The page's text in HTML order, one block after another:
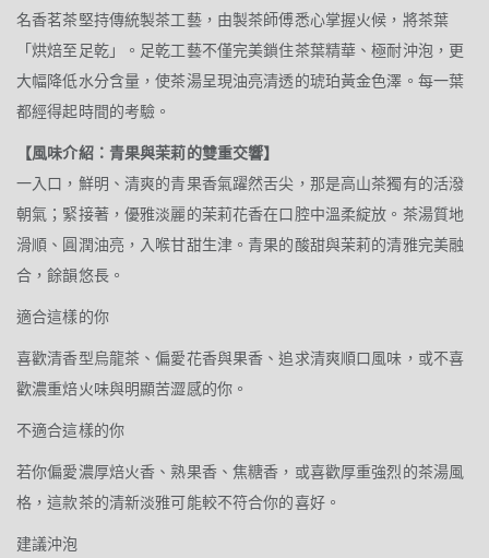
名香茗茶堅持傳統製茶工藝，由製茶師傅悉心掌握火候，將茶葉
「烘焙至足乾」。足乾工藝不僅完美鎖住茶葉精華、極耐沖泡，更
大幅降低水分含量，使茶湯呈現油亮清透的琥珀黃金色澤。每一葉
都經得起時間的考驗。
【風味介紹：青果與茉莉的雙重交響】
一入口，鮮明、清爽的青果香氣躍然舌尖，那是高山茶獨有的活潑
朝氣；緊接著，優雅淡麗的茉莉花香在口腔中溫柔綻放。茶湯質地
滑順、圓潤油亮，入喉甘甜生津。青果的酸甜與茉莉的清雅完美融
合，餘韻悠長。
適合這樣的你
喜歡清香型烏龍茶、偏愛花香與果香、追求清爽順口風味，或不喜
歡濃重焙火味與明顯苦澀感的你。
不適合這樣的你
若你偏愛濃厚焙火香、熟果香、焦糖香，或喜歡厚重強烈的茶湯風
格，這款茶的清新淡雅可能較不符合你的喜好。
建議沖泡